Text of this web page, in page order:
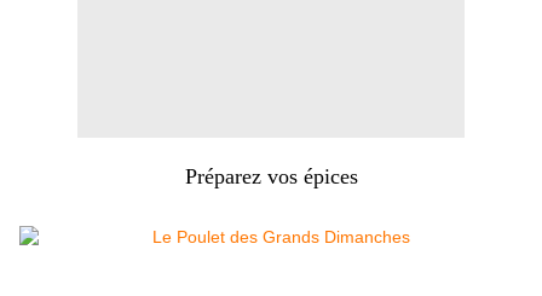
Préparez vos épices